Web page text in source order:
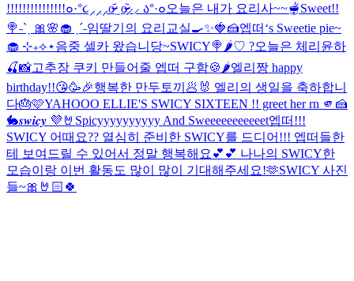
!!!!!!!!!!!!!!!๐·°૮⸝⸝⸝o̴̶̷᷄ ̫ o̴̶̷̥᷅⸝⸝ ა°·๐오늘은 내가 요리사~~🫕Sweet!!
🍭˗ˋˏ 🎀🌸🧁 ˎˊ˗임딸기의 요리교실🍳✨🍓🍰엡떠‘s Sweetie pie~
🧁 ⊹₊⟡⋆음중 셀카 왔습니당~SWICY🍭🌶️♡ ?오늘은 체리윤하
🍒📸고추장 쿠키 만들어줄 엡떠 구함🍪🌶️엘리짱 happy
birthday!!😘🥳🎉행복한 만두토끼🥟🐰 엘리의 생일을 축하합니
다🎂🩷YAHOOO ELLIE'S SWICY SIXTEEN !! greet her rn 🫵🍰
🐇𝒔𝒘𝒊𝒄𝒚 💜🤘 Spicyyyyyyyyyy And Sweeeeeeeeeeet엡떠!!!
SWICY 어때요?? 열심히 준비한 SWICY를 드디어!!! 엡떠들한
테 보여드릴 수 있어서 정말 행복해요💕💕 나나의 SWICY한
모습이랑 이번 활동도 많이 많이 기대해주세요!🫶SWICY 사진
들~🎀🤘🏻🍀